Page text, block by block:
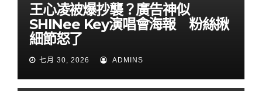
王心凌被爆抄襲？廣告神似
SHINee Key演唱會海報 粉絲揪
細節怒了
七月 30, 2026 ADMINS